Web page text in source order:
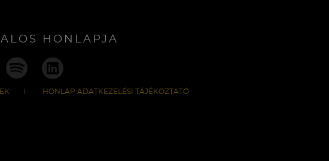
HONLAPJA
HONLAP ADATKEZELÉSI TÁJÉKOZTATÓ